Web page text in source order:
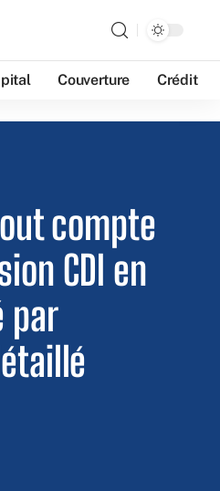
Couverture Crédit
compte
CDI en
par